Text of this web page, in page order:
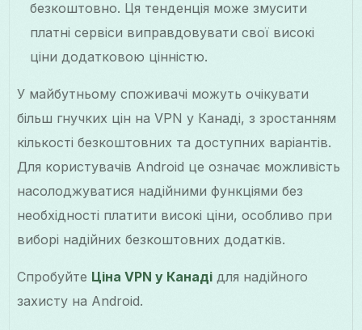
безкоштовно. Ця тенденція може змусити
платні сервіси виправдовувати свої високі
ціни додатковою цінністю.
У майбутньому споживачі можуть очікувати
більш гнучких цін на VPN у Канаді, з зростанням
кількості безкоштовних та доступних варіантів.
Для користувачів Android це означає можливість
насолоджуватися надійними функціями без
необхідності платити високі ціни, особливо при
виборі надійних безкоштовних додатків.
Спробуйте Ціна VPN у Канаді для надійного
захисту на Android.